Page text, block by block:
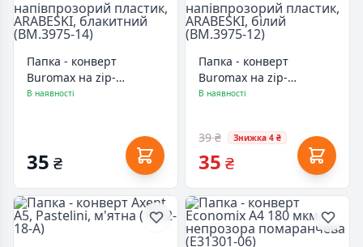
Папка - конверт
Buromax на zip-
блискавці А4 матовий
В наявності
35 ₴
Папка - конверт
Buromax на zip-
блискавці А4 матовий
(BM.3975-12)
В наявності
39 ₴ Знижка 4 ₴
35 ₴